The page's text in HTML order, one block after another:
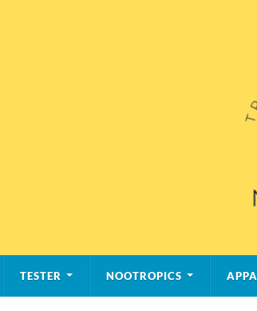
TESTER NOOTROPICS